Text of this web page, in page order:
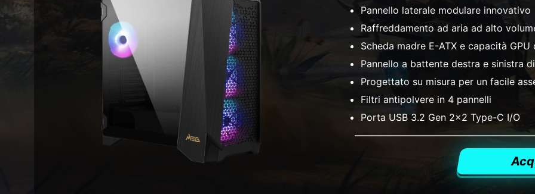
Pannello laterale modulare innovativo
Raffreddamento ad aria ad alto
Scheda madre E-ATX e capacità
Pannello a battente destra e sinistra
Progettato su misura per un facile
Filtri antipolvere in 4 pannelli
Porta USB 3.2 Gen 2x2 Type-C I/O